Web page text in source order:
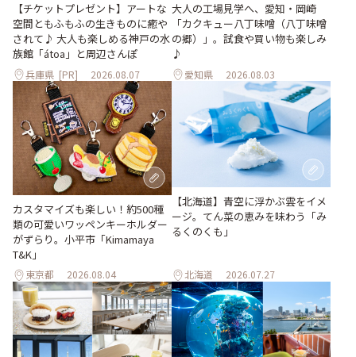
【チケットプレゼント】アートな
空間ともふもふの生きものに癒や
されて♪ 大人も楽しめる神戸の水
族館「átoa」と周辺さんぽ
兵庫県 [PR] 2026.08.07
大人の工場見学へ、愛知・岡崎
「カクキュー八丁味噌（八丁味噌
の郷）」。試食や買い物も楽しみ
♪
愛知県 2026.08.03
カスタマイズも楽しい！約500種
類の可愛いワッペンキーホルダー
がずらり。小平市「Kimamaya
T&K」
東京都 2026.08.04
【北海道】青空に浮かぶ雲をイメ
ージ。てん菜の恵みを味わう「み
るくのくも」
北海道 2026.07.27